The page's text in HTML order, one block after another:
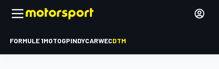
FORMULE 1MOTOGPINDYCARWECDTM